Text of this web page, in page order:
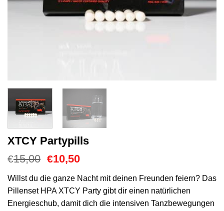
XTCY Partypills
€15,00 Ursprünglicher
war:
€15,00
€10,50Aktueller
ist:
€10,50.
Willst du die ganze Nacht mit deinen Freunden feiern? Das
Pillenset HPA XTCY Party gibt dir einen natürlichen
Energieschub, damit dich die intensiven Tanzbewegungen